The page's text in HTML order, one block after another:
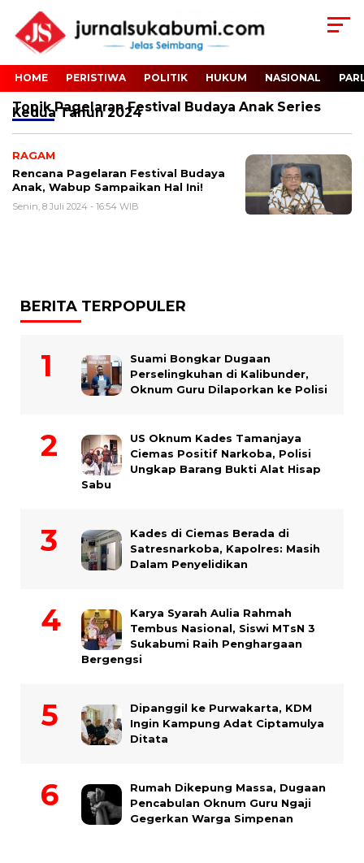
HOME PERISTIWA POLITIK HUKUM NASIONAL
TopikPagelaran Festival Budaya Anak Series
Kedua Tahun 2024
RAGAM
Rencana Pagelaran Festival Budaya
Anak, Wabup Sampaikan Hal Ini!
Senin, 8 Juli 2024 - 16:54 WIB
BERITA TERPOPULER
Suami Bongkar Dugaan
Perselingkuhan di Kalibunder,
Oknum Guru Dilaporkan ke Polisi
US Oknum Kades Tamanjaya
Ciemas Positif Narkoba, Polisi
Ungkap Barang Bukti Alat Hisap
Sabu
Kades di Ciemas Berada di
Satresnarkoba, Kapolres: Masih
Dalam Penyelidikan
Karya Syarah Aulia Rahmah
Tembus Nasional, Siswi MTsN 3
Sukabumi Raih Penghargaan
Bergengsi
Dipanggil ke Purwakarta, KDM
Ingin Kampung Adat Ciptamulya
Ditata
Rumah Dikepung Massa, Dugaan
Pencabulan Oknum Guru Ngaji
Gegerkan Warga Simpenan